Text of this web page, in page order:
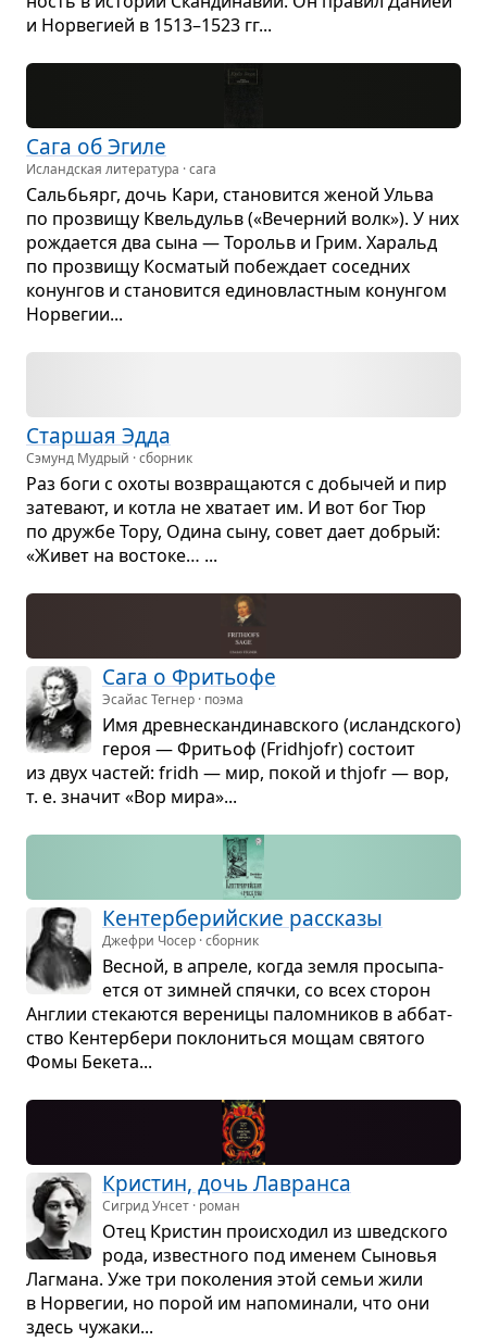
и Нор­ве­гией в 1513–1523 гг...
Сага об Эгиле
Исландская литература · сага
Саль­бьярг, дочь Кари, ста­но­вится женой Ульва
по про­звищу Квельдульв («Вечер­ний волк»). У них
рожда­ется два сына — Торольв и Грим. Харальд
по про­звищу Косма­тый побе­ждает сосед­них
конун­гов и ста­но­вится еди­но­власт­ным конун­гом
Нор­ве­гии...
Стар­шая Эдда
Сэмунд Мудрый · сборник
Раз боги с охоты воз­вра­ща­ются с добы­чей и пир
зате­вают, и котла не хва­тает им. И вот бог Тюр
по дружбе Тору, Одина сыну, совет дает добрый:
«Живет на вос­то­ке… ...
Сага о Фритьофе
Эсайас Тегнер · поэма
Имя древ­не­скан­ди­нав­ского (исланд­ского)
героя — Фритьоф (Fridhjofr) состоит
из двух частей: fridh — мир, покой и thjofr — вор,
т. е. зна­чит «Вор мира»...
Кен­тер­бе­рийские рас­сказы
Джефри Чосер · сборник
Вес­ной, в апреле, когда земля про­сы­па­
ется от зим­ней спячки, со всех сто­рон
Англии сте­ка­ются вере­ницы палом­ни­ков в аббат­
ство Кен­тер­бери покло­ниться мощам свя­того
Фомы Бекета...
Крис­тин, дочь Лав­ранса
Сигрид Унсет · роман
Отец Крис­тин про­ис­хо­дил из швед­ского
рода, извест­ного под име­нем Сыно­вья
Лаг­мана. Уже три поко­ле­ния этой семьи жили
в Нор­ве­гии, но порой им напо­ми­нали, что они
здесь чужаки...